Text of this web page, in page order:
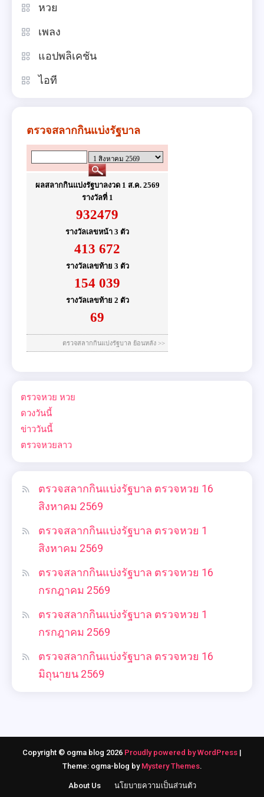
หวย
เพลง
แอปพลิเคชัน
ไอที
ตรวจหวย หวย
ดวงวันนี้
ข่าววันนี้
ตรวจหวยลาว
ตรวจสลากกินแบ่งรัฐบาล ตรวจหวย 16
สิงหาคม 2569
ตรวจสลากกินแบ่งรัฐบาล ตรวจหวย 1
สิงหาคม 2569
ตรวจสลากกินแบ่งรัฐบาล ตรวจหวย 16
กรกฎาคม 2569
ตรวจสลากกินแบ่งรัฐบาล ตรวจหวย 1
กรกฎาคม 2569
ตรวจสลากกินแบ่งรัฐบาล ตรวจหวย 16
มิถุนายน 2569
Copyright © ogma blog 2026 Proudly powered by WordPress |
Theme: ogma-blog by Mystery Themes.
About Us นโยบายความเป็นส่วนตัว